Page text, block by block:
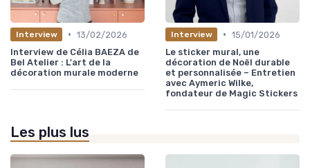
Interview • 13/02/2026
Interview de Célia BAEZA de
Bel Atelier : L'art de la
décoration murale moderne
Interview • 15/01/2026
Le sticker mural, une
décoration de Noël durable
et personnalisée – Entretien
avec Aymeric Wilke,
fondateur de Magic Stickers
Les plus lus